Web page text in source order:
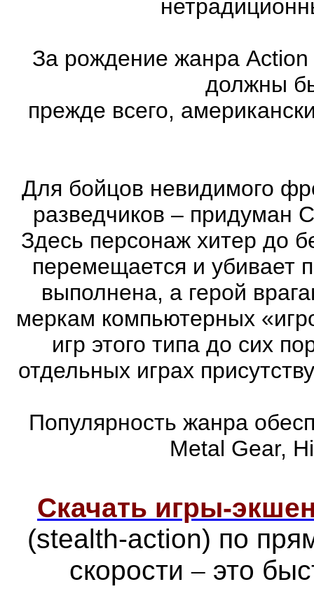
За рождение жанра
должны
прежде всего,
Для бойцов невидимого
разведчиков – придуман
Здесь персонаж хитер до
перемещается и убивает
выполнена, а герой
меркам компьютерных
игр этого типа до сих
отдельных играх
Популярность жанра
Metal Gear,
Скачать игры-
(stealth-action) по
скорости– это